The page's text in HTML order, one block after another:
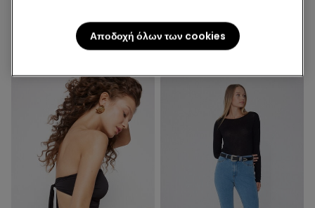
Ενισχυμένο Ανακυκλωμένο
Microfiber Full Coverage
Βαμβακερά Καλτσάκια Unisex
5,99 €
Αποδοχή όλων των cookies